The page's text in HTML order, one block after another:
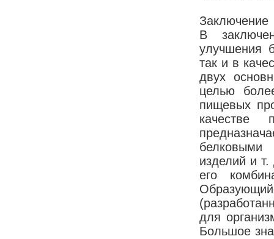
Заключение
В
улучшения
так и в
двух
целью
пищевых
качестве
белковыми
изделий и
его
для
Большое